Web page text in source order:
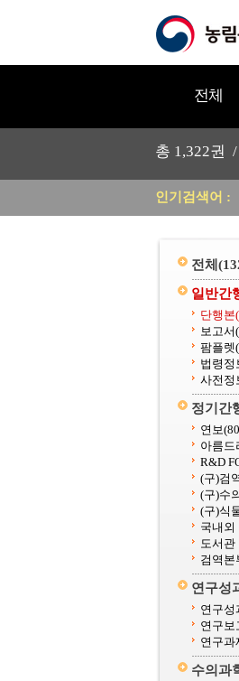
전체
총 1,322권 /
인기검색어 :
전체
일반간
단행본
보고서
팜플렛
법령정
사전정
정기간
연보
아름드
R&D
(구)검
(구)수
(구)식
국내외
도서관
검역본
연구성
연구성
연구보
연구과
수의과